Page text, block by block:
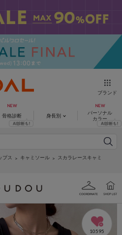
ブランド
骨格診断 身長別
パーソナル
カラー
プス キャミソール スカラレースキャミ
10595